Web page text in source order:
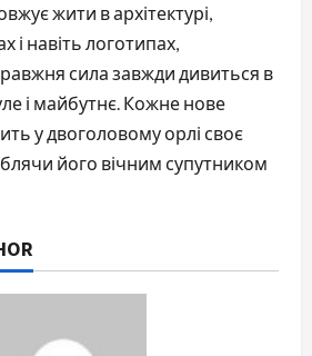
жити в архітектурі,
і навіть логотипах,
сила завжди дивиться в
і майбутнє. Кожне нове
у двоголовому орлі своє
його вічним супутником